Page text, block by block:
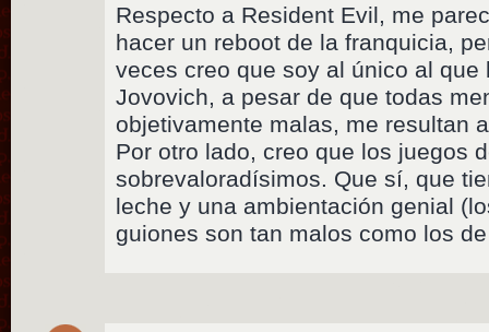
Respecto a Resident Evil, me
hacer un reboot de la franquicia,
veces creo que soy al único al
Jovovich, a pesar de que todas
objetivamente malas, me resultan
Por otro lado, creo que los juegos
sobrevaloradísimos. Que sí, que
leche y una ambientación genial
guiones son tan malos como los